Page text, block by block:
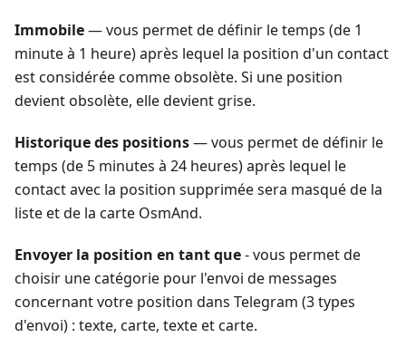
Immobile— vous permet de définir le temps (de 1
minute à 1 heure) après lequel la position d'un contact
est considérée comme obsolète. Si une position
devient obsolète, elle devient grise.
Historique des positions— vous permet de définir le
temps (de 5 minutes à 24 heures) après lequel le
contact avec la position supprimée sera masqué de la
liste et de la carte OsmAnd.
Envoyer la position en tant que- vous permet de
choisir une catégorie pour l'envoi de messages
concernant votre position dans Telegram (3 types
d'envoi) : texte, carte, texte et carte.